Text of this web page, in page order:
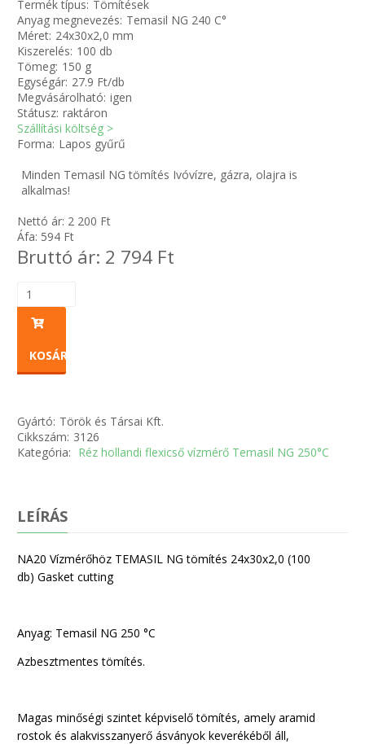
SIMÍTÓZÁRAS TASAK
Termék típus: Tömítések
Anyag megnevezés: Temasil NG 240 C°
Méret: 24x30x2,0 mm
Kiszerelés: 100 db
Tömeg: 150 g
Egységár: 27.9 Ft/db
Megvásárolható: igen
Státusz: raktáron
Szállítási költség >
Forma: Lapos gyűrű
Minden Temasil NG tömítés Ivóvízre, gázra, olajra is
alkalmas!
Nettó ár: 2 200 Ft
Áfa: 594 Ft
Bruttó ár: 2 794 Ft
KOSÁRBA
Gyártó: Török és Társai Kft.
Cikkszám: 3126
Kategória: Réz hollandi flexicső vízmérő Temasil NG 250°C
LEÍRÁS
NA20 Vízmérőhöz TEMASIL NG tömítés 24x30x2,0 (100
db) Gasket cutting
Anyag: Temasil NG 250 °C
Azbesztmentes tömítés.
Magas minőségi szintet képviselő tömítés, amely aramid
rostok és alakvisszanyerő ásványok keverékéből áll,